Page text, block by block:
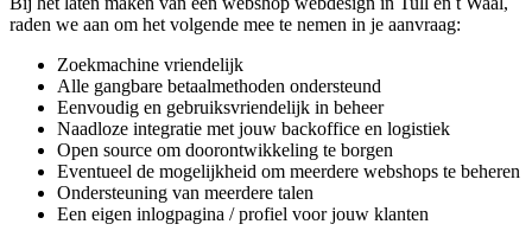
raden we aan om het volgende mee te nemen in je aanvraag:
Zoekmachine vriendelijk
Alle gangbare betaalmethoden ondersteund
Eenvoudig en gebruiksvriendelijk in beheer
Naadloze integratie met jouw backoffice en logistiek
Open source om doorontwikkeling te borgen
Eventueel de mogelijkheid om meerdere webshops te beheren
Ondersteuning van meerdere talen
Een eigen inlogpagina / profiel voor jouw klanten